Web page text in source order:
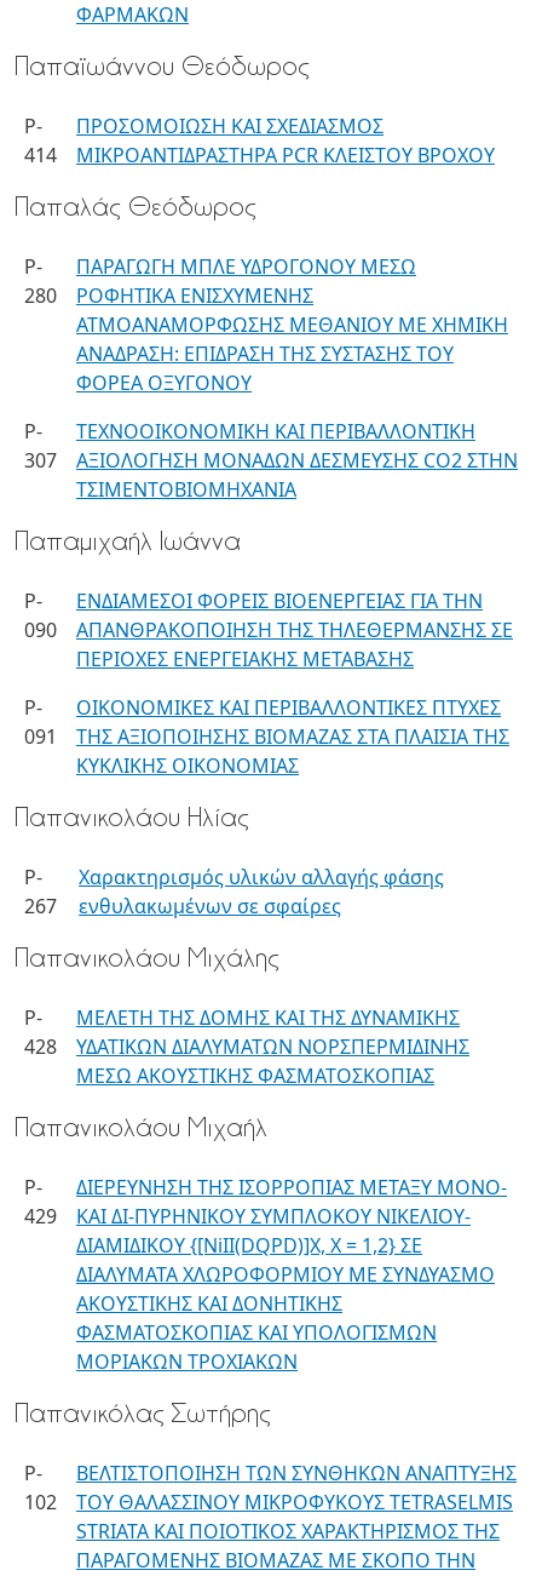
ΦΑΡΜΑΚΩΝ
Παπαϊωάννου Θεόδωρος
P-
414
ΠΡΟΣΟΜΟΙΩΣΗ ΚΑΙ ΣΧΕΔΙΑΣΜΟΣ
ΜΙΚΡΟΑΝΤΙΔΡΑΣΤΗΡΑ PCR ΚΛΕΙΣΤΟΥ ΒΡΟΧΟΥ
Παπαλάς Θεόδωρος
P-
280
ΠΑΡΑΓΩΓΗ ΜΠΛΕ ΥΔΡΟΓΟΝΟΥ ΜΕΣΩ
ΡΟΦΗΤΙΚΑ ΕΝΙΣΧΥΜΕΝΗΣ
ΑΤΜΟΑΝΑΜΟΡΦΩΣΗΣ ΜΕΘΑΝΙΟΥ ΜΕ ΧΗΜΙΚΗ
ΑΝΑΔΡΑΣΗ: ΕΠΙΔΡΑΣΗ ΤΗΣ ΣΥΣΤΑΣΗΣ ΤΟΥ
ΦΟΡΕΑ ΟΞΥΓΟΝΟΥ
P-
307
ΤΕΧΝΟΟΙΚΟΝΟΜΙΚΗ ΚΑΙ ΠΕΡΙΒΑΛΛΟΝΤΙΚΗ
ΑΞΙΟΛΟΓΗΣΗ ΜΟΝΑΔΩΝ ΔΕΣΜΕΥΣΗΣ CO2 ΣΤΗΝ
ΤΣΙΜΕΝΤΟΒΙΟΜΗΧΑΝΙΑ
Παπαμιχαήλ Ιωάννα
P-
090
ΕΝΔΙΑΜΕΣΟΙ ΦΟΡΕΙΣ ΒΙΟΕΝΕΡΓΕΙΑΣ ΓΙΑ ΤΗΝ
ΑΠΑΝΘΡΑΚΟΠΟΙΗΣΗ ΤΗΣ ΤΗΛΕΘΕΡΜΑΝΣΗΣ ΣΕ
ΠΕΡΙΟΧΕΣ ΕΝΕΡΓΕΙΑΚΗΣ ΜΕΤΑΒΑΣΗΣ
P-
091
ΟΙΚΟΝΟΜΙΚΕΣ ΚΑΙ ΠΕΡΙΒΑΛΛΟΝΤΙΚΕΣ ΠΤΥΧΕΣ
ΤΗΣ ΑΞΙΟΠΟΙΗΣΗΣ ΒΙΟΜΑΖΑΣ ΣΤΑ ΠΛΑΙΣΙΑ ΤΗΣ
ΚΥΚΛΙΚΗΣ ΟΙΚΟΝΟΜΙΑΣ
Παπανικολάου Ηλίας
P-
267
Χαρακτηρισμός υλικών αλλαγής φάσης
ενθυλακωμένων σε σφαίρες
Παπανικολάου Μιχάλης
P-
428
ΜΕΛΕΤΗ ΤΗΣ ΔΟΜΗΣ ΚΑΙ ΤΗΣ ΔΥΝΑΜΙΚΗΣ
ΥΔΑΤΙΚΩΝ ΔΙΑΛΥΜΑΤΩΝ ΝΟΡΣΠΕΡΜΙΔΙΝΗΣ
ΜΕΣΩ ΑΚΟΥΣΤΙΚΗΣ ΦΑΣΜΑΤΟΣΚΟΠΙΑΣ
Παπανικολάου Μιχαήλ
P-
429
ΔΙΕΡΕΥΝΗΣΗ ΤΗΣ ΙΣΟΡΡΟΠΙΑΣ ΜΕΤΑΞΥ ΜΟΝΟ-
ΚΑΙ ΔΙ-ΠΥΡΗΝΙΚΟΥ ΣΥΜΠΛΟΚOY ΝΙΚΕΛΙΟΥ-
ΔΙΑΜΙΔΙΚΟΥ {[NiII(DQPD)]X, X = 1,2} ΣΕ
ΔΙΑΛΥΜΑΤΑ ΧΛΩΡΟΦΟΡΜΙΟΥ ΜΕ ΣΥΝΔΥΑΣΜΟ
ΑΚΟΥΣΤΙΚΗΣ ΚΑΙ ΔΟΝΗΤΙΚΗΣ
ΦΑΣΜΑΤΟΣΚΟΠΙΑΣ ΚΑΙ ΥΠΟΛΟΓΙΣΜΩΝ
ΜΟΡΙΑΚΩΝ ΤΡΟΧΙΑΚΩΝ
Παπανικόλας Σωτήρης
P-
102
ΒΕΛΤΙΣΤΟΠΟΙΗΣΗ ΤΩΝ ΣΥΝΘΗΚΩΝ ΑΝΑΠΤΥΞΗΣ
ΤΟΥ ΘΑΛΑΣΣΙΝΟΥ ΜΙΚΡΟΦΥΚΟΥΣ TETRASELMIS
STRIATA KAI ΠΟΙΟΤΙΚΟΣ ΧΑΡΑΚΤΗΡΙΣΜΟΣ ΤΗΣ
ΠΑΡΑΓΟΜΕΝΗΣ ΒΙΟΜΑΖΑΣ ΜΕ ΣΚΟΠΟ ΤΗΝ